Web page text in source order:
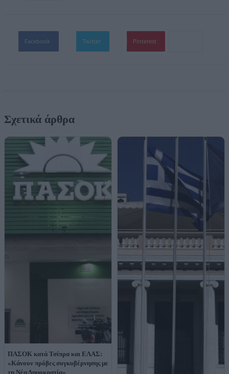
Facebook Twitter Pinterest
Σχετικά άρθρα
ΠΑΣΟΚ κατά Τσίπρα και ΕΛΑΣ:
«Κάνουν πρόβες συγκυβέρνησης με
τη Νέα Δημοκρατία»